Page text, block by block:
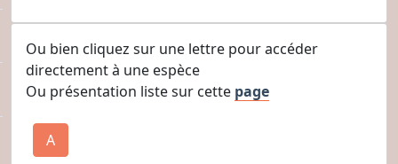
Ou bien cliquez sur une lettre pour accéder
directement à une espèce
Ou présentation liste sur cette page
A